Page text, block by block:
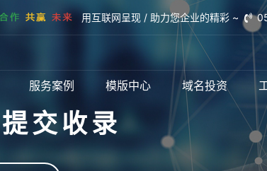
用互联网呈现 / 助力您企业的精彩 ~
服务案例 模版中心 域名投资
交收录